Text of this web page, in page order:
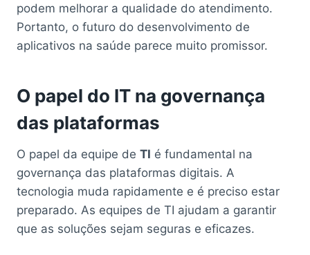
podem melhorar a qualidade do atendimento.
Portanto, o futuro do desenvolvimento de
aplicativos na saúde parece muito promissor.
O papel do IT na governança
das plataformas
O papel da equipe de TI é fundamental na
governança das plataformas digitais. A
tecnologia muda rapidamente e é preciso estar
preparado. As equipes de TI ajudam a garantir
que as soluções sejam seguras e eficazes.